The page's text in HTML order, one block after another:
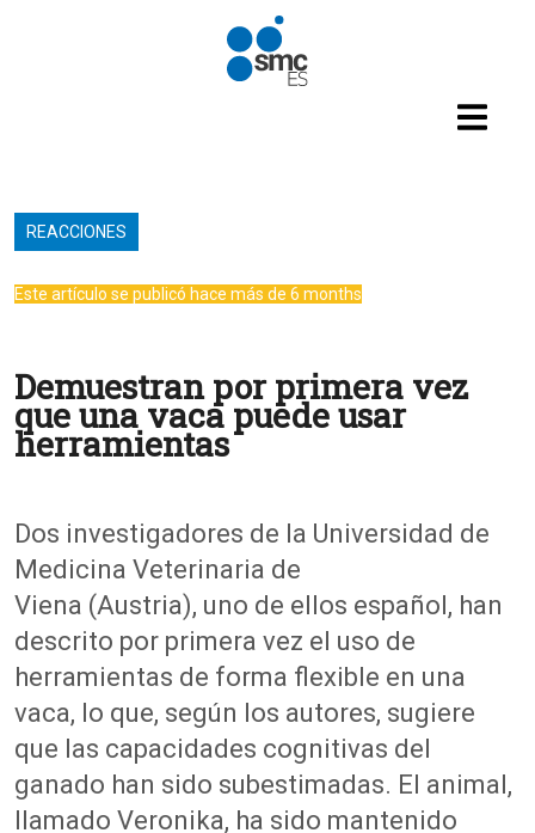
Pasar al contenido principal
REACCIONES
Este artículo se publicó hace más de 6 months
Demuestran por primera vez
que una vaca puede usar
herramientas
Dos investigadores de la Universidad de
Medicina Veterinaria de
Viena (Austria), uno de ellos español, han
descrito por primera vez el uso de
herramientas de forma flexible en una
vaca, lo que, según los autores, sugiere
que las capacidades cognitivas del
ganado han sido subestimadas. El animal,
llamado Veronika, ha sido mantenido